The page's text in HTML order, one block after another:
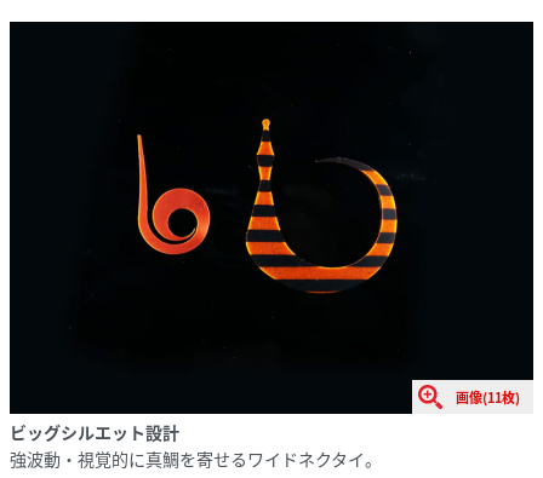
画像(11枚)
ビッグシルエット設計
強波動・視覚的に真鯛を寄せるワイドネクタイ。